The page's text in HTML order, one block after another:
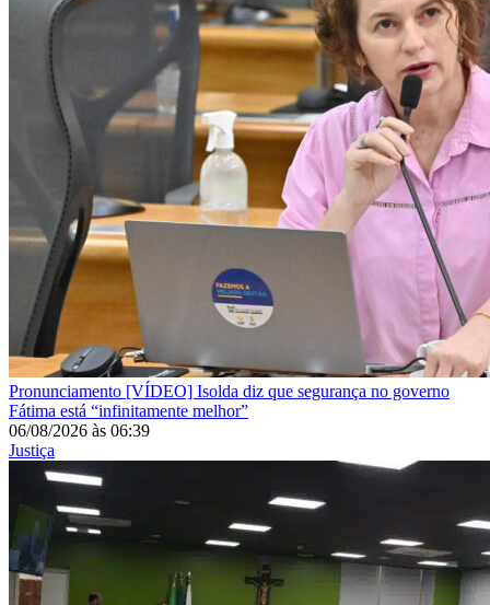
Pronunciamento [VÍDEO] Isolda diz que segurança no governo
Fátima está “infinitamente melhor”
06/08/2026 às 06:39
Justiça